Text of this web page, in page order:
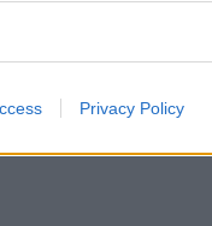
Privacy Policy
за да ви
реалността на
по